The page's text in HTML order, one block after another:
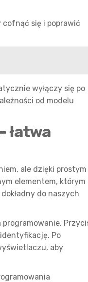
cofnąć się i poprawić
wyłączy się po
od modelu
łatwa
ale dzięki prostym
elementem, którym
do naszych
Po
aby